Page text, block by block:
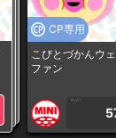
CP専用
こびとづかんウ
ファン
1PLAY